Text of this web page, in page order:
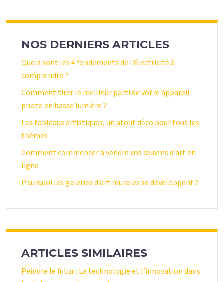
NOS DERNIERS ARTICLES
Quels sont les 4 fondements de l’électricité à
comprendre ?
Comment tirer le meilleur parti de votre appareil
photo en basse lumière ?
Les tableaux artistiques, un atout déco pour tous les
thèmes
Comment commencer à vendre vos œuvres d’art en
ligne
Pourquoi les galeries d’art murales se développent ?
ARTICLES SIMILAIRES
Peindre le futur : La technologie et l’innovation dans